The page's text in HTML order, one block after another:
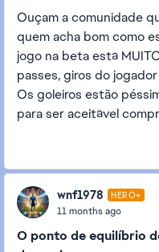
Ouçam a comunidade
quem acha bom como
jogo na beta está
passes, giros do
Os goleiros estão
para ser aceitável
wnf1978 HERO+
11 months ago
O ponto de equilíbrio